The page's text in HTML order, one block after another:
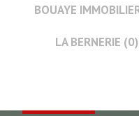
BOUAYE
LA BERNERIE